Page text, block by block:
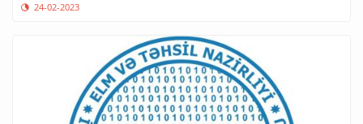
24-02-2023